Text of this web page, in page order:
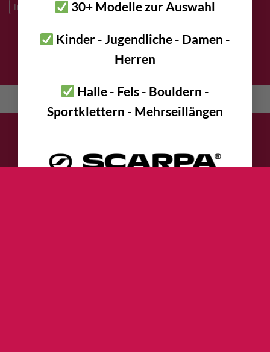
30+ Modelle zur Auswahl
Kinder - Jugendliche - Damen -
Herren
Halle - Fels - Bouldern -
Sportklettern - Mehrseillängen
Trad Klettern verzinkter Stahl
IMPRESSUM
English( Englisch Deutsch